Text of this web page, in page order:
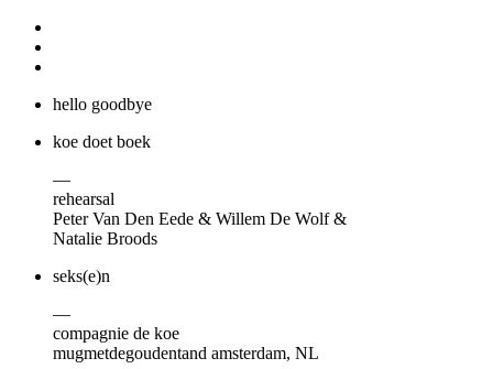
hello goodbye
koe doet boek
—
rehearsal
Peter Van Den Eede & Willem De Wolf &
Natalie Broods
seks(e)n
—
compagnie de koe
mugmetdegoudentand amsterdam, NL